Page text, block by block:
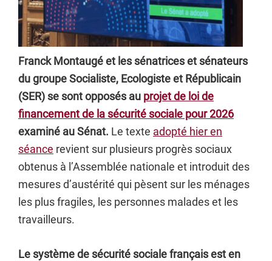
Franck Montaugé et les sénatrices et sénateurs
du groupe Socialiste, Ecologiste et Républicain
(SER) se sont opposés au projet de loi de
financement de la sécurité sociale pour 2026
examiné au Sénat. Le texte adopté hier en
séance revient sur plusieurs progrès sociaux
obtenus à l’Assemblée nationale et introduit des
mesures d’austérité qui pèsent sur les ménages
les plus fragiles, les personnes malades et les
travailleurs.
Le système de sécurité sociale français est en